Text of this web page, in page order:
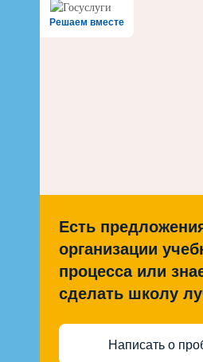
Решаем вместе
Есть
организации
процесса или
сделать школу
Написать о